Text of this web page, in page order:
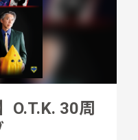
O.T.K. 30周